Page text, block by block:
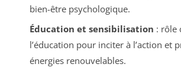
bien-être psychologique.
Éducation et sensibilisation : rôle
l’éducation pour inciter à l’action et
énergies renouvelables.